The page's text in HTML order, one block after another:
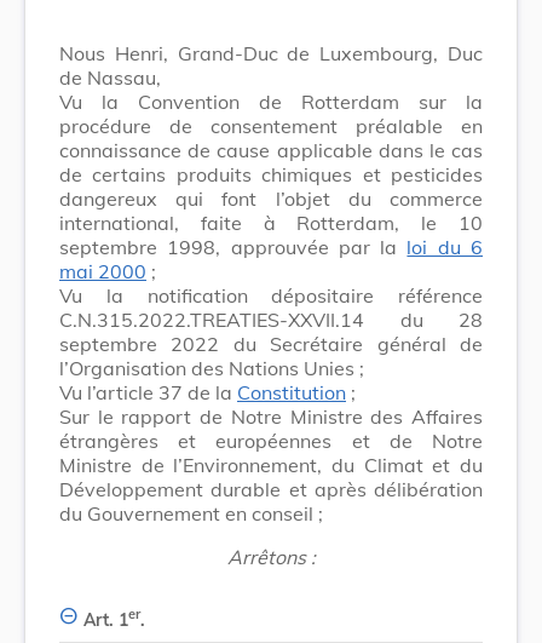
Nous Henri, Grand-Duc de Luxembourg, Duc
de Nassau,
Vu la Convention de Rotterdam sur la
procédure de consentement préalable en
connaissance de cause applicable dans le cas
de certains produits chimiques et pesticides
dangereux qui font l’objet du commerce
international, faite à Rotterdam, le 10
septembre 1998, approuvée par la loi du 6
mai 2000 ;
Vu la notification dépositaire référence
C.N.315.2022.TREATIES-XXVII.14 du 28
septembre 2022 du Secrétaire général de
l’Organisation des Nations Unies ;
Vu l’article 37 de la Constitution ;
Sur le rapport de Notre Ministre des Affaires
étrangères et européennes et de Notre
Ministre de l’Environnement, du Climat et du
Développement durable et après délibération
du Gouvernement en conseil ;
Arrêtons :
Art. 1er.